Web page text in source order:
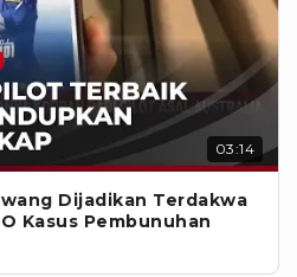
03:14
Dijadikan Terdakwa
Kasus Pembunuhan